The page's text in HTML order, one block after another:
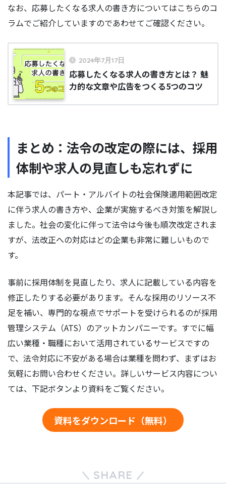
なお、応募したくなる求人の書き方についてはこちらのコ
ラムでご紹介していますのであわせてご確認ください。
2024年7月17日
応募したくなる求人の書き方とは？ 魅
力的な文章や広告をつくる5つのコツ
まとめ：法令の改定の際には、採用
体制や求人の見直しも忘れずに
本記事では、パート・アルバイトの社会保険適用範囲改定
に伴う求人の書き方や、企業が実施するべき対策を解説し
ました。社会の変化に伴って法令は今後も順次改定されま
すが、法改正への対応はどの企業も非常に難しいもので
す。
事前に採用体制を見直したり、求人に記載している内容を
修正したりする必要があります。そんな採用のリソース不
足を補い、専門的な視点でサポートを受けられるのが採用
管理システム（ATS）のアットカンパニーです。すでに幅
広い業種・職種において活用されているサービスですの
で、法令対応に不安がある場合は業種を問わず、まずはお
気軽にお問い合わせください。詳しいサービス内容につい
ては、下記ボタンより資料をご覧ください。
資料をダウンロード（無料）
SHARE